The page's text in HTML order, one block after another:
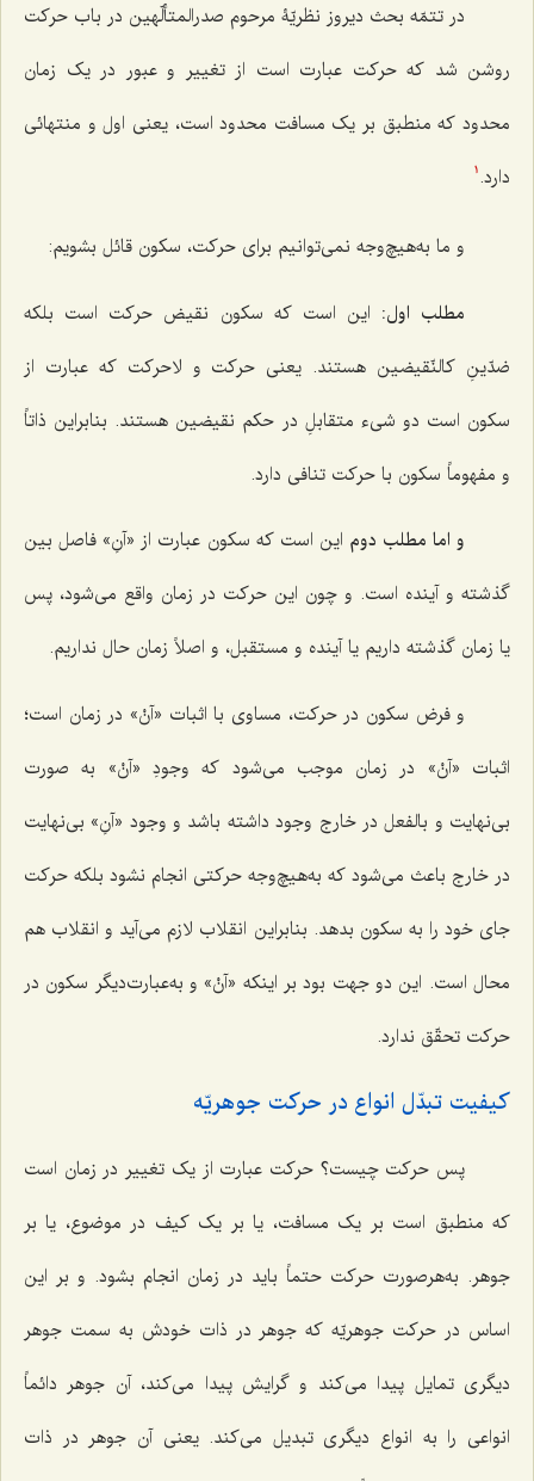
در تتمّه بحث دیروز نظریّۀ مرحوم صدرالمتألّهین در باب حرکت
روشن شد که حرکت عبارت است از تغییر و عبور در یک زمان
محدود که منطبق بر یک مسافت محدود است، یعنی اول و منتهائی
دارد. 1
و ما به‌هیچ‌وجه نمی‌توانیم برای حرکت، سکون قائل بشویم:
مطلب اول: این است که سکون نقیض حرکت است بلکه
ضدّینِ کالنّقیضین هستند. یعنی حرکت و لاحرکت که عبارت از
سکون است دو شیء متقابلِ در حکم نقیضین هستند. بنابراین ذاتاً
و مفهوماً سکون با حرکت تنافی دارد.
و اما مطلب دوم این است که سکون عبارت از «آنِ» فاصل بین
گذشته و آینده است. و چون این حرکت در زمان واقع می‌شود، پس
یا زمان گذشته داریم یا آینده و مستقبل، و اصلاً زمان حال نداریم.
و فرض سکون در حرکت، مساوی با اثبات «آنْ» در زمان است؛
اثبات «آنْ» در زمان موجب می‌شود که وجودِ «آنْ» به صورت
بی‌نهایت و بالفعل در خارج وجود داشته باشد و وجود «آنِ» بی‌نهایت
در خارج باعث می‌شود که به‌هیچ‌وجه حرکتی انجام نشود بلکه حرکت
جای خود را به سکون بدهد. بنابراین انقلاب لازم می‌آید و انقلاب هم
محال است. این دو جهت بود بر اینکه «آنْ» و به‌عبارت‌دیگر سکون در
حرکت تحقّق ندارد.
کیفیت تبدّل انواع در حرکت جوهریّه
پس حرکت چیست؟ حرکت عبارت از یک تغییر در زمان است
که منطبق است بر یک مسافت، یا بر یک کیف در موضوع، یا بر
جوهر. به‌هرصورت حرکت حتماً باید در زمان انجام بشود. و بر این
اساس در حرکت جوهریّه که جوهر در ذات خودش به سمت جوهر
دیگری تمایل پیدا می‌کند و گرایش پیدا می‌کند، آن جوهر دائماً
انواعی را به انواع دیگری تبدیل می‌کند. یعنی آن جوهر در ذات